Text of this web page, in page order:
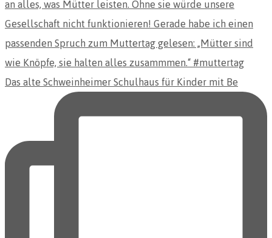
Das alte Schweinheimer Schulhaus für Kinder mit Be